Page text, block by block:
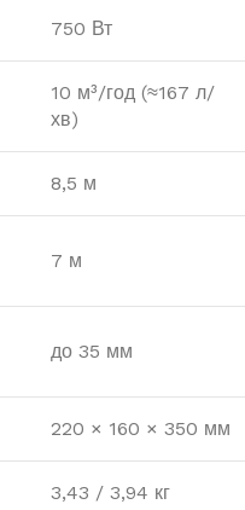
750 Вт
10 м³/год (≈167 л/
хв)
8,5 м
7 м
до 35 мм
220 × 160 × 350 мм
3,43 / 3,94 кг